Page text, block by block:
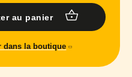
au panier
dans la boutique